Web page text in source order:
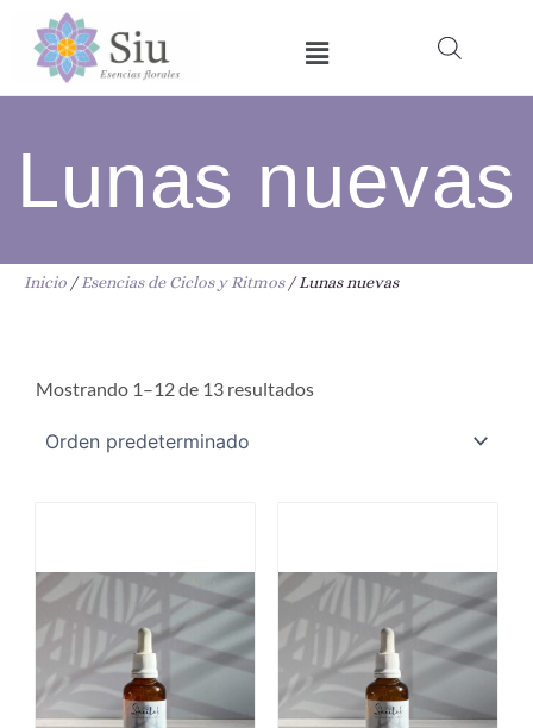
contenido
Menú
Lunas nuevas
Inicio /Esencias de Ciclos y Ritmos/ Lunas nuevas
Mostrando 1–12 de 13 resultados